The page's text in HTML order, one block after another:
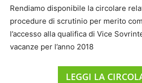
Rendiamo disponibile la circolare
procedure di scrutinio per merito
l’accesso alla qualifica di Vice
vacanze per l’anno 2018
LEGGI LA